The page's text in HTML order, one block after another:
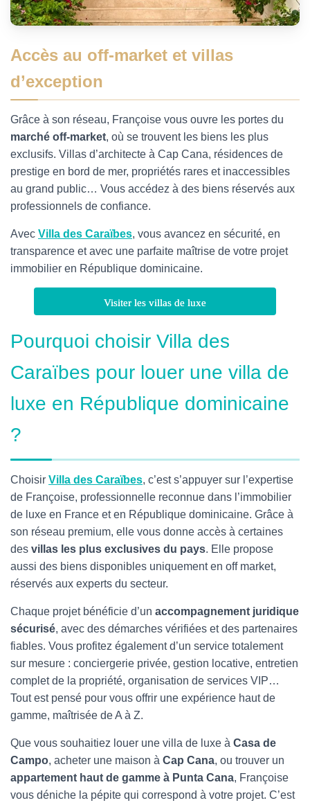
Accès au off-market et villas
d’exception
Grâce à son réseau, Françoise vous ouvre les portes du
marché off-market, où se trouvent les biens les plus
exclusifs. Villas d’architecte à Cap Cana, résidences de
prestige en bord de mer, propriétés rares et inaccessibles
au grand public… Vous accédez à des biens réservés aux
professionnels de confiance.
Avec Villa des Caraïbes, vous avancez en sécurité, en
transparence et avec une parfaite maîtrise de votre projet
immobilier en République dominicaine.
Visiter les villas de luxe
Pourquoi choisir Villa des
Caraïbes pour louer une villa de
luxe en République dominicaine
?
Choisir Villa des Caraïbes, c’est s’appuyer sur l’expertise
de Françoise, professionnelle reconnue dans l’immobilier
de luxe en France et en République dominicaine. Grâce à
son réseau premium, elle vous donne accès à certaines
des villas les plus exclusives du pays. Elle propose
aussi des biens disponibles uniquement en off market,
réservés aux experts du secteur.
Chaque projet bénéficie d’un accompagnement juridique
sécurisé, avec des démarches vérifiées et des partenaires
fiables. Vous profitez également d’un service totalement
sur mesure : conciergerie privée, gestion locative, entretien
complet de la propriété, organisation de services VIP…
Tout est pensé pour vous offrir une expérience haut de
gamme, maîtrisée de A à Z.
Que vous souhaitiez louer une villa de luxe à Casa de
Campo, acheter une maison à Cap Cana, ou trouver un
appartement haut de gamme à Punta Cana, Françoise
vous déniche la pépite qui correspond à votre projet. C’est